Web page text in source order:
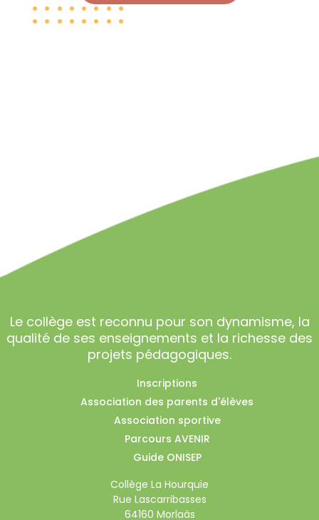
Le collège est reconnu pour son dynamisme, la
qualité de ses enseignements et la richesse des
projets pédagogiques.
Inscriptions
Association des parents d'élèves
Association sportive
Parcours AVENIR
Guide ONISEP
Collège La Hourquie
Rue Lascarribasses
64160 Morlaàs